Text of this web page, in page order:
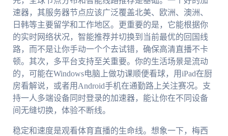
速器，其服务器节点应该广泛覆盖北美、欧洲、澳洲、
日韩等主要留学和工作地区。更重要的是，它能根据你
的实时网络状况，智能推荐并切换到当前最优的回国线
路，而不是让你手动一个个去试错，确保高清直播不卡
顿。其次，多平台支持至关重要。你的生活场景是流动
的，可能在Windows电脑上做功课顺便看球，用iPad在厨
房看解说，或者用Android手机在通勤路上关注赛况。支
持一人多端设备同时登录的加速器，能让你在不同设备
间无缝切换，体验不断线。
稳定和速度是观看体育直播的生命线。想象一下，梅西